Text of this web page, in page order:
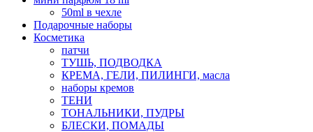
50ml в чехле
Подарочные наборы
Косметика
патчи
ТУШЬ, ПОДВОДКА
КРЕМА, ГЕЛИ, ПИЛИНГИ, масла
наборы кремов
ТЕНИ
ТОНАЛЬНИКИ, ПУДРЫ
БЛЕСКИ, ПОМАДЫ